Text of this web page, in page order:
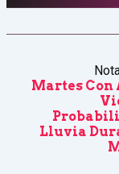
Martes Con
Lluvia